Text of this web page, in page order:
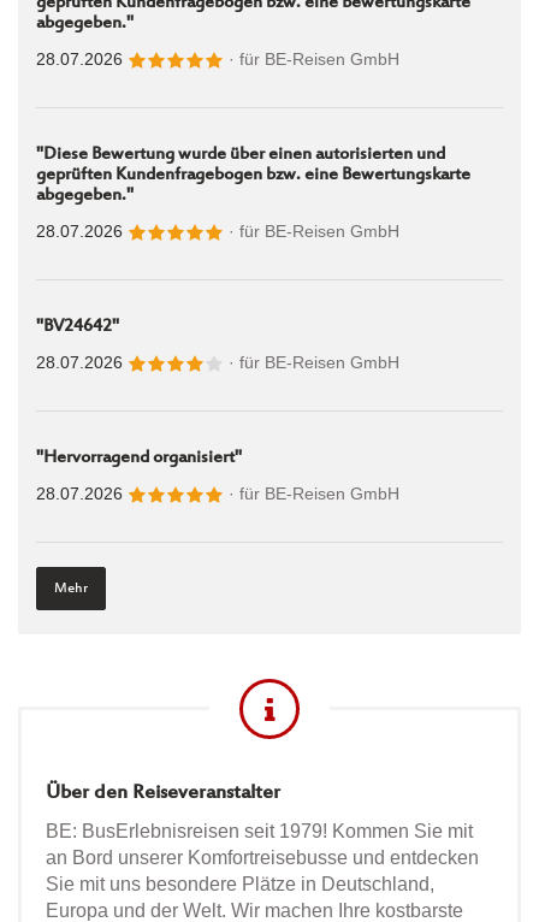
abgegeben."
28.07.2026 · für BE-Reisen GmbH
"Diese Bewertung wurde über einen autorisierten und
geprüften Kundenfragebogen bzw. eine Bewertungskarte
abgegeben."
28.07.2026 · für BE-Reisen GmbH
"BV24642"
28.07.2026 · für BE-Reisen GmbH
"Hervorragend organisiert"
28.07.2026 · für BE-Reisen GmbH
Mehr
Über den Reiseveranstalter
BE: BusErlebnisreisen seit 1979! Kommen Sie mit
an Bord unserer Komfortreisebusse und entdecken
Sie mit uns besondere Plätze in Deutschland,
Europa und der Welt. Wir machen Ihre kostbarste